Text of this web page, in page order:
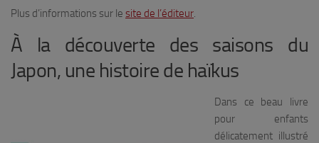
Plus d’informations sur le site de l’éditeur.
À la découverte des saisons du
Japon, une histoire de haïkus
Dans ce beau livre
pour enfants
délicatement illustré